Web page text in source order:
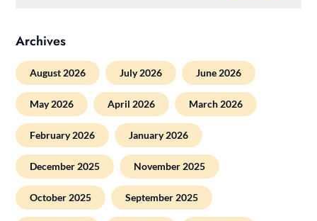
Archives
August 2026 July 2026 June 2026
May 2026 April 2026 March 2026
February 2026 January 2026
December 2025 November 2025
October 2025 September 2025